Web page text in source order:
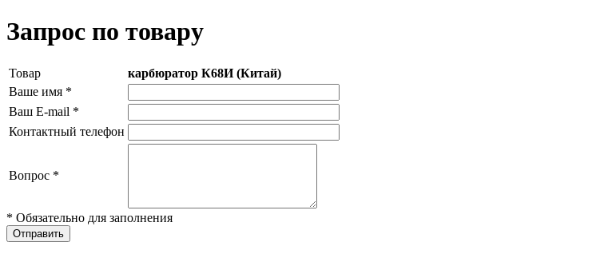
Запрос по товару
Товар
карбюратор К68И (Китай)
Ваше имя *
Ваш E-mail *
Контактный телефон
Вопрос *
* Обязательно для заполнения
Отправить